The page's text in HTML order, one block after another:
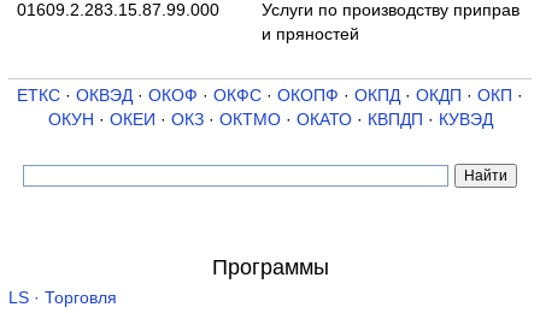
01609.2.283.15.87.99.000
Услуги по производству приправ
и пряностей
ЕТКС · ОКВЭД · ОКОФ · ОКФС · ОКОПФ · ОКПД · ОКДП · ОКП ·
ОКУН · ОКЕИ · ОКЗ· ОКТМО· ОКАТО· КВПДП · КУВЭД
Программы
LS · Торговля